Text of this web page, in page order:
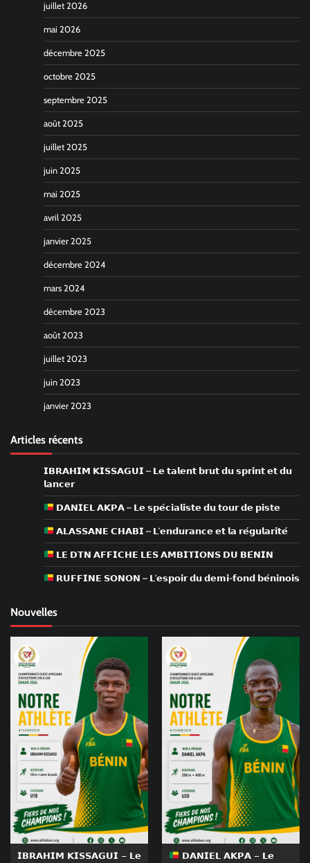
juillet 2026
mai 2026
décembre 2025
octobre 2025
septembre 2025
août 2025
juillet 2025
juin 2025
mai 2025
avril 2025
janvier 2025
décembre 2024
mars 2024
décembre 2023
août 2023
juillet 2023
juin 2023
janvier 2023
Articles récents
𝗜𝗕𝗥𝗔𝗛𝗜𝗠 𝗞𝗜𝗦𝗦𝗔𝗚𝗨𝗜 – 𝗟𝗲 𝘁𝗮𝗹𝗲𝗻𝘁 𝗯𝗿𝘂𝘁 𝗱𝘂 𝘀𝗽𝗿𝗶𝗻𝘁 𝗲𝘁 𝗱𝘂
𝗹𝗮𝗻𝗰𝗲𝗿
𝗗𝗔𝗡𝗜𝗘𝗟 𝗔𝗞𝗣𝗔 – 𝗟𝗲 𝘀𝗽𝗲́𝗰𝗶𝗮𝗹𝗶𝘀𝘁𝗲 𝗱𝘂 𝘁𝗼𝘂𝗿 𝗱𝗲 𝗽𝗶𝘀𝘁𝗲
𝗔𝗟𝗔𝗦𝗦𝗔𝗡𝗘 𝗖𝗛𝗔𝗕𝗜 – 𝗟’𝗲𝗻𝗱𝘂𝗿𝗮𝗻𝗰𝗲 𝗲𝘁 𝗹𝗮 𝗿𝗲́𝗴𝘂𝗹𝗮𝗿𝗶𝘁𝗲́
𝗟𝗘 𝗗𝗧𝗡 𝗔𝗙𝗙𝗜𝗖𝗛𝗘 𝗟𝗘𝗦 𝗔𝗠𝗕𝗜𝗧𝗜𝗢𝗡𝗦 𝗗𝗨 𝗕𝗘́𝗡𝗜𝗡
𝗥𝗨𝗙𝗙𝗜𝗡𝗘 𝗦𝗢𝗡𝗢𝗡 – 𝗟’𝗲𝘀𝗽𝗼𝗶𝗿 𝗱𝘂 𝗱𝗲𝗺𝗶-𝗳𝗼𝗻𝗱 𝗯𝗲́𝗻𝗶𝗻𝗼𝗶𝘀
Nouvelles
𝗜𝗕𝗥𝗔𝗛𝗜𝗠 𝗞𝗜𝗦𝗦𝗔𝗚𝗨𝗜 – 𝗟𝗲
𝗗𝗔𝗡𝗜𝗘𝗟 𝗔𝗞𝗣𝗔 – 𝗟𝗲